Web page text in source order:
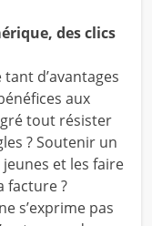
des clics
d’avantages
aux
tout résister
? Soutenir un
et les faire
facture ?
s’exprime pas